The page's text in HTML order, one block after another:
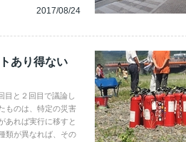
2017/08/24
あり得ない
目と２回目で議論し
ものは、特定の災害
あれば実行に移すと
類が異なれば、その